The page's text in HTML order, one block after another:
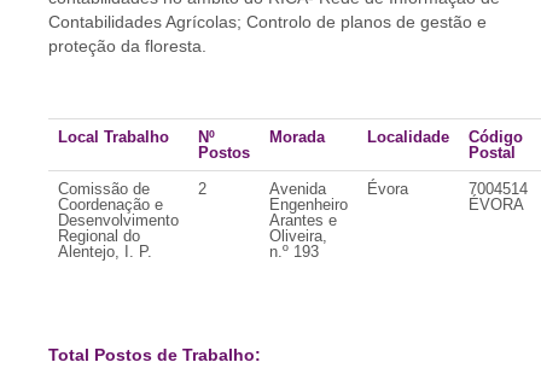
Contabilidades Agrícolas; Controlo de planos de gestão e
proteção da floresta.
Local Trabalho
Nº
Postos
Morada Localidade
Código
Postal
Comissão de
Coordenação e
Desenvolvimento
Regional do
Alentejo, I. P.
2
Avenida
Engenheiro
Arantes e
Oliveira,
n.º 193
Évora
7004514
ÉVORA
Total Postos de Trabalho: